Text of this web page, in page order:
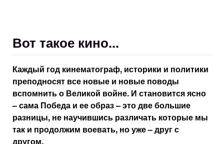
Вот такое кино...
Каждый год кинематограф, историки и политики
преподносят все новые и новые поводы
вспомнить о Великой войне. И становится ясно
– сама Победа и ее образ – это две большие
разницы, не научившись различать которые мы
так и продолжим воевать, но уже – друг с
другом.